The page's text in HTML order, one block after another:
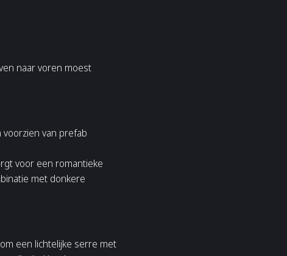
naar voren moest
van prefab
voor een romantieke
met donkere
een lichtelijke serre met